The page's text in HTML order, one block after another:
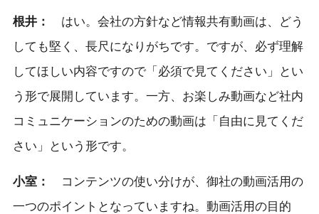
根井：
はい。会社の方針など情報共有動画は、どう
しても堅く、長尺になりがちです。ですが、必ず理解
してほしい内容ですので「必須で見てください」とい
う形で展開しています。一方、お楽しみ動画など社内
コミュニケーションのための動画は「自由に見てくだ
さい」という形です。
小室：
コンテンツの使い分けが、御社の動画活用の
一つのポイントとなっていますね。動画活用の目的